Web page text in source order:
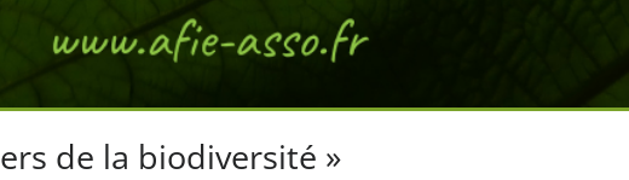
de la biodiversité »